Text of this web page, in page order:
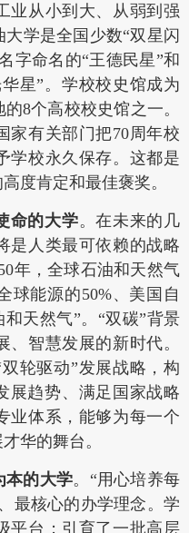
业从小到大、从弱到强
学是全国少数“双星闪
字命名的“王德民星”和
星”。学校校史馆成为
8个高校校史馆之一。
家有关部门把70周年校
学校永久保存。这都是
度肯定和最佳褒奖。
命的大学。在未来的几
是人类最可依赖的战略
年，全球石油和天然气
球能源的50%、美国自
天然气”。“双碳”背景
智慧发展的新时代。
轮驱动”发展战略，构
展趋势、满足国家战略
业体系，能够为每一个
华的舞台。
本的大学。“用心培养每
最核心的办学理念。学
平台；引育了一批高层